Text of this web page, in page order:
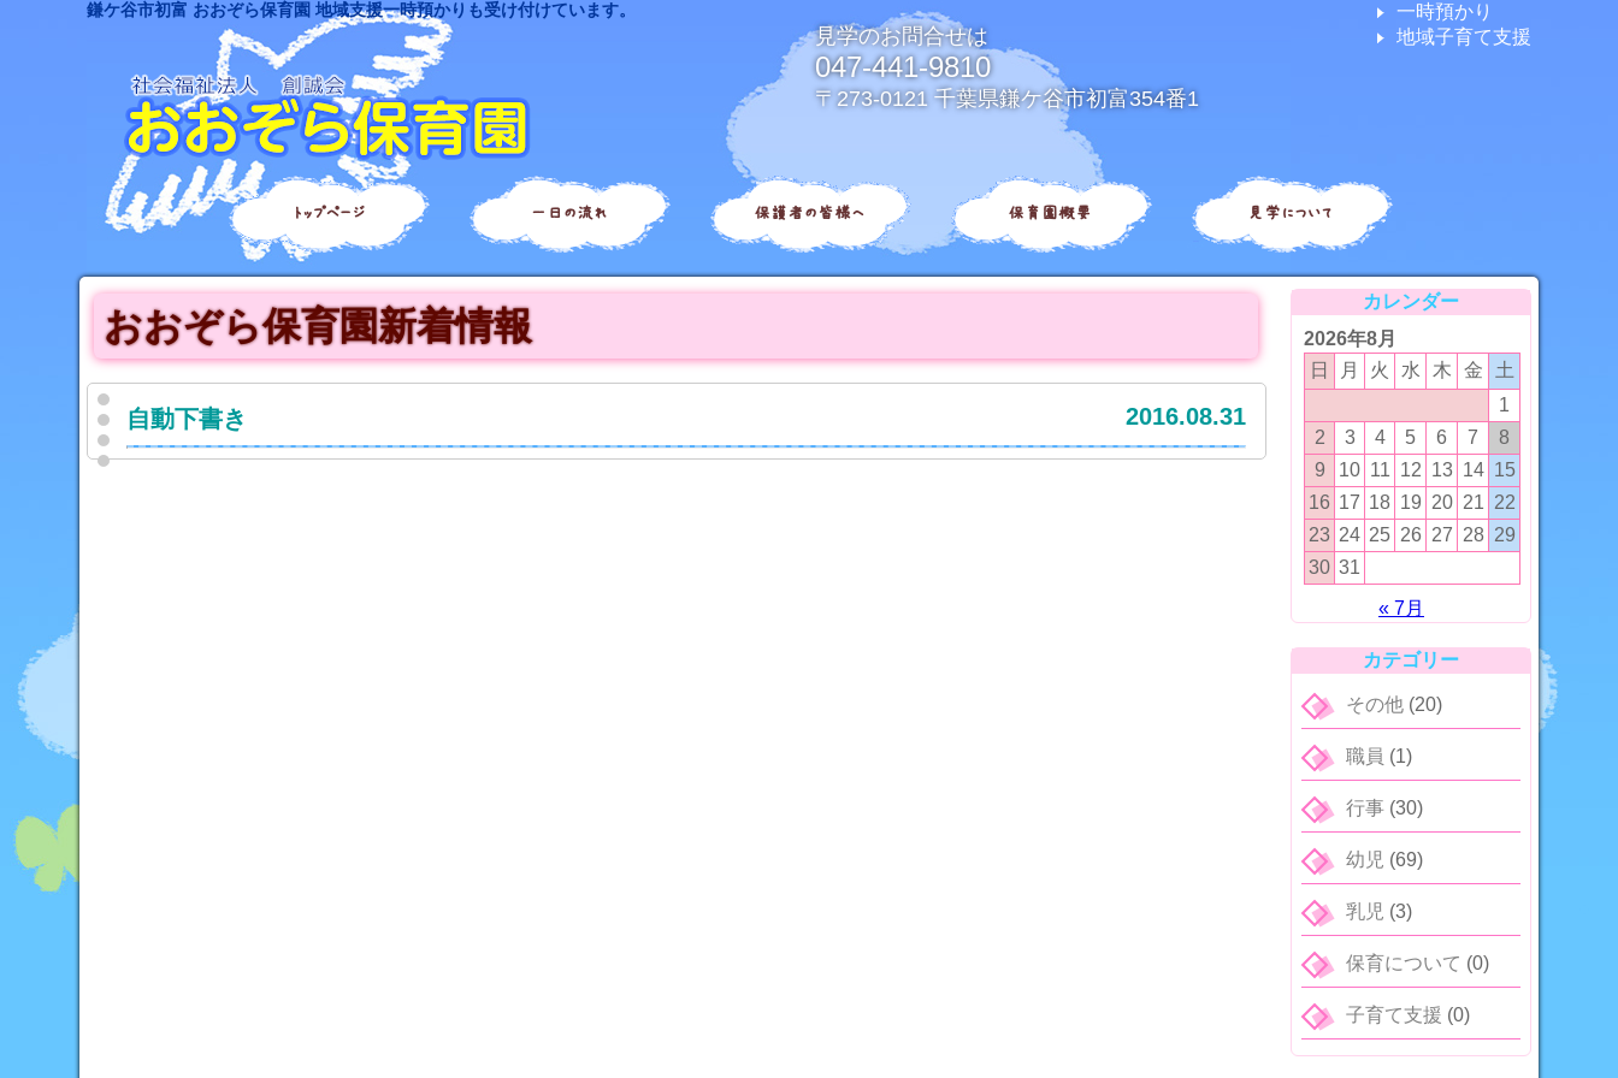
鎌ケ谷市初富 おおぞら保育園 地域支援一時預かりも受け付けています。
見学のお問合せは
047-441-9810
〒273-0121 千葉県鎌ケ谷市初富354番1
一時預かり
地域子育て支援
トップページ 一日の流れ 保護者の皆様へ 保育園概要 見学について
おおぞら保育園新着情報
自動下書き 2016.08.31
カレンダー
2026年8月
日
月 火 水 木 金
土
1
2
3 4 5 6 7
8
9
10 11 12 13 14 15
16 17 18 19 20 21 22
23 24 25 26 27 28 29
30 31
« 7月
カテゴリー
その他(20)
職員 (1)
行事(30)
幼児 (69)
乳児 (3)
保育について (0)
子育て支援 (0)